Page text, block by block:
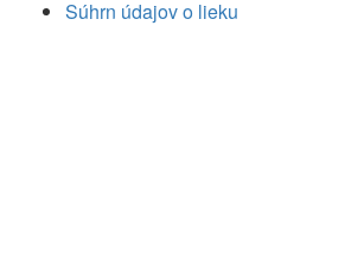
Súhrn údajov o lieku